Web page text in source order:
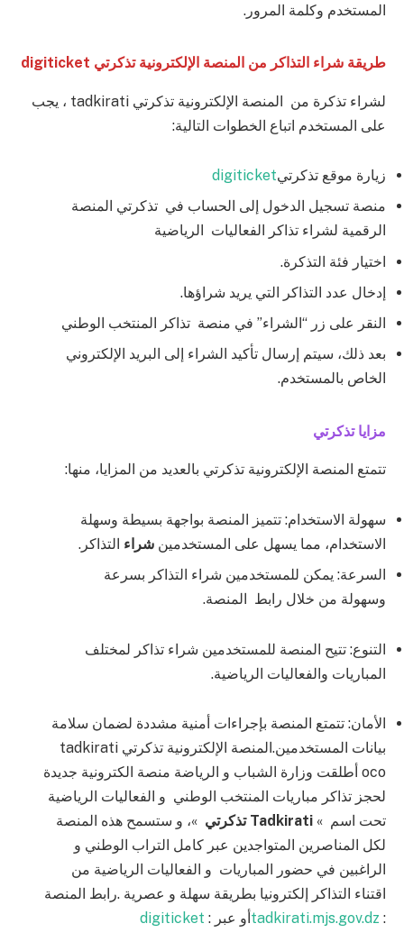
المستخدم وكلمة المرور.
طريقة شراء التذاكر من المنصة الإلكترونية تذكرتي digiticket
لشراء تذكرة من المنصة الإلكترونية تذكرتي tadkirati ، يجب
على المستخدم اتباع الخطوات التالية:
زيارة موقع تذكرتيdigiticket
منصة تسجيل الدخول إلى الحساب في تذكرتي المنصة
الرقمية لشراء تذاكر الفعاليات الرياضية
اختيار فئة التذكرة.
إدخال عدد التذاكر التي يريد شراؤها.
النقر على زر “الشراء” في منصة تذاكر المنتخب الوطني
بعد ذلك، سيتم إرسال تأكيد الشراء إلى البريد الإلكتروني
الخاص بالمستخدم.
مزايا تذكرتي
تتمتع المنصة الإلكترونية تذكرتي بالعديد من المزايا، منها:
سهولة الاستخدام: تتميز المنصة بواجهة بسيطة وسهلة
الاستخدام، مما يسهل على المستخدمين شراء التذاكر.
السرعة: يمكن للمستخدمين شراء التذاكر بسرعة
وسهولة من خلال رابط المنصة.
التنوع: تتيح المنصة للمستخدمين شراء تذاكر لمختلف
المباريات والفعاليات الرياضية.
الأمان: تتمتع المنصة بإجراءات أمنية مشددة لضمان سلامة
بيانات المستخدمين.المنصة الإلكترونية تذكرتي tadkirati
oco أطلقت وزارة الشباب و الرياضة منصة الكترونية جديدة
لحجز تذاكر مباريات المنتخب الوطني و الفعاليات الرياضية
تحت اسم » Tadkirati تذكرتي
»، و ستسمح هذه المنصة
لكل المناصرين المتواجدين عبر كامل التراب الوطني و
الراغبين في حضور المباريات و الفعاليات الرياضية من
اقتناء التذاكر إلكترونيا بطريقة سهلة و عصرية .رابط المنصة
:
tadkirati.mjs.gov.dz أو عبر : digiticket